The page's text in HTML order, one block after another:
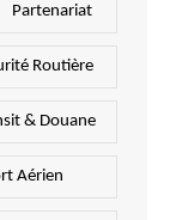
Partenariat
Routière
& Douane
Aérien